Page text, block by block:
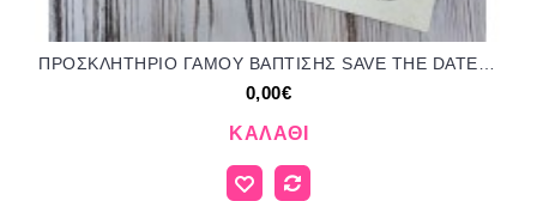
0,00€
ΚΑΛΆΘΙ